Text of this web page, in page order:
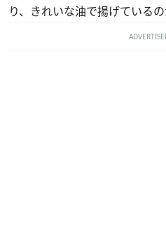
り、きれいな油で揚げている